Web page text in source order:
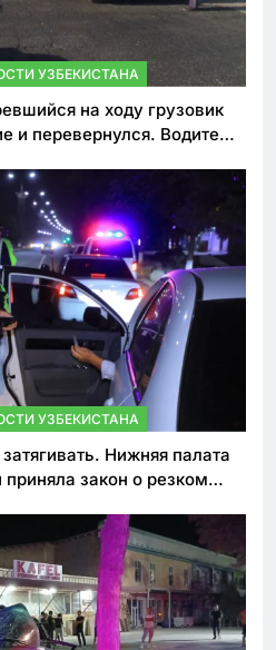
УЗБЕКИСТАНА
на ходу грузовик
и перевернулся. Водитель
УЗБЕКИСТАНА
Нижняя палата
приняла закон о резком